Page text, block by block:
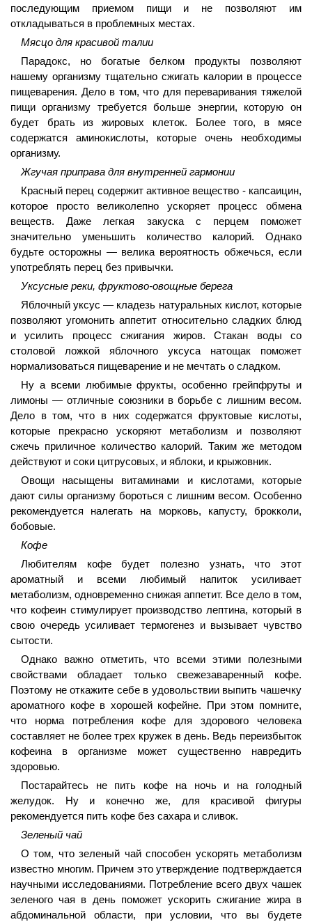
последующим приемом пищи и не позволяют им
откладываться в проблемных местах.
Мясцо для красивой талии
Парадокс, но богатые белком продукты позволяют
нашему организму тщательно сжигать калории в процессе
пищеварения. Дело в том, что для переваривания тяжелой
пищи организму требуется больше энергии, которую он
будет брать из жировых клеток. Более того, в мясе
содержатся аминокислоты, которые очень необходимы
организму.
Жгучая приправа для внутренней гармонии
Красный перец содержит активное вещество - капсаицин,
которое просто великолепно ускоряет процесс обмена
веществ. Даже легкая закуска с перцем поможет
значительно уменьшить количество калорий. Однако
будьте осторожны — велика вероятность обжечься, если
употреблять перец без привычки.
Уксусные реки, фруктово-овощные берега
Яблочный уксус — кладезь натуральных кислот, которые
позволяют угомонить аппетит относительно сладких блюд
и усилить процесс сжигания жиров. Стакан воды со
столовой ложкой яблочного уксуса натощак поможет
нормализоваться пищеварение и не мечтать о сладком.
Ну а всеми любимые фрукты, особенно грейпфруты и
лимоны — отличные союзники в борьбе с лишним весом.
Дело в том, что в них содержатся фруктовые кислоты,
которые прекрасно ускоряют метаболизм и позволяют
сжечь приличное количество калорий. Таким же методом
действуют и соки цитрусовых, и яблоки, и крыжовник.
Овощи насыщены витаминами и кислотами, которые
дают силы организму бороться с лишним весом. Особенно
рекомендуется налегать на морковь, капусту, брокколи,
бобовые.
Кофе
Любителям кофе будет полезно узнать, что этот
ароматный и всеми любимый напиток усиливает
метаболизм, одновременно снижая аппетит. Все дело в том,
что кофеин стимулирует производство лептина, который в
свою очередь усиливает термогенез и вызывает чувство
сытости.
Однако важно отметить, что всеми этими полезными
свойствами обладает только свежезаваренный кофе.
Поэтому не откажите себе в удовольствии выпить чашечку
ароматного кофе в хорошей кофейне. При этом помните,
что норма потребления кофе для здорового человека
составляет не более трех кружек в день. Ведь переизбыток
кофеина в организме может существенно навредить
здоровью.
Постарайтесь не пить кофе на ночь и на голодный
желудок. Ну и конечно же, для красивой фигуры
рекомендуется пить кофе без сахара и сливок.
Зеленый чай
О том, что зеленый чай способен ускорять метаболизм
известно многим. Причем это утверждение подтверждается
научными исследованиями. Потребление всего двух чашек
зеленого чая в день поможет ускорить сжигание жира в
абдоминальной области, при условии, что вы будете